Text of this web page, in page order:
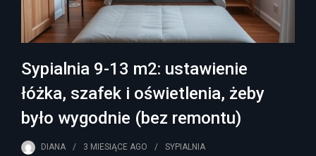
Sypialnia 9-13 m2: ustawienie
łóżka, szafek i oświetlenia, żeby
było wygodnie (bez remontu)
DIANA 3 MIESIĄCE AGO SYPIALNIA